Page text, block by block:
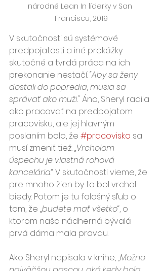
národné Lean In líderky v San
Franciscu, 2019
V skutočnosti sú systémové
predpojatosti a iné prekážky
skutočné a tvrdá práca na ich
prekonanie nestačí. "Aby sa ženy
dostali do popredia, musia sa
správať ako muži." Áno, Sheryl radila
ako pracovať na predpojatom
pracovisku, ale jej hlavným
poslaním bolo, že #pracovisko sa
musí zmeniť tiež. „Vrcholom
úspechu je vlastná rohová
kancelária.“ V skutočnosti vieme, že
pre mnoho žien by to bol vrchol
biedy. Potom je tu falošný sľub o
tom, že „budete mať všetko“, o
ktorom naša nádherná bývalá
prvá dáma mala pravdu.
Ako Sheryl napísala v knihe, „Možno